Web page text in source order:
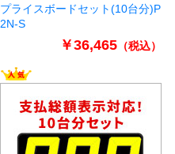
プライスボードセット(10台分)P
2N-S
￥36,465（税込）